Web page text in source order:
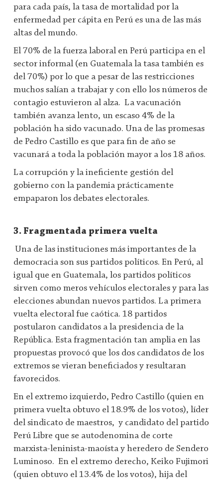
para cada país, la tasa de mortalidad por la
enfermedad per cápita en Perú es una de las más
altas del mundo.
El 70% de la fuerza laboral en Perú participa en el
sector informal (en Guatemala la tasa también es
del 70%) por lo que a pesar de las restricciones
muchos salían a trabajar y con ello los números de
contagio estuvieron al alza. La vacunación
también avanza lento, un escaso 4% de la
población ha sido vacunado. Una de las promesas
de Pedro Castillo es que para fin de año se
vacunará a toda la población mayor a los 18 años.
La corrupción y la ineficiente gestión del
gobierno con la pandemia prácticamente
empaparon los debates electorales.
3. Fragmentada primera vuelta
Una de las instituciones más importantes de la
democracia son sus partidos políticos. En Perú, al
igual que en Guatemala, los partidos políticos
sirven como meros vehículos electorales y para las
elecciones abundan nuevos partidos. La primera
vuelta electoral fue caótica. 18 partidos
postularon candidatos a la presidencia de la
República. Esta fragmentación tan amplia en las
propuestas provocó que los dos candidatos de los
extremos se vieran beneficiados y resultaran
favorecidos.
En el extremo izquierdo, Pedro Castillo (quien en
primera vuelta obtuvo el 18.9% de los votos), líder
del sindicato de maestros, y candidato del partido
Perú Libre que se autodenomina de corte
marxista-leninista-maoísta y heredero de Sendero
Luminoso. En el extremo derecho, Keiko Fujimori
(quien obtuvo el 13.4% de los votos), hija del